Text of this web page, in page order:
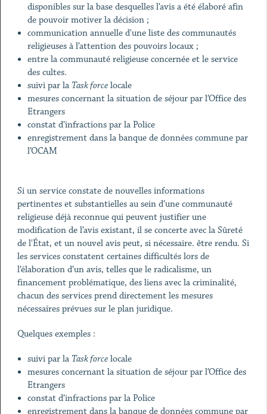
disponibles sur la base desquelles l’avis a été élaboré afin
de pouvoir motiver la décision ;
communication annuelle d'une liste des communautés
religieuses à l’attention des pouvoirs locaux ;
entre la communauté religieuse concernée et le service
des cultes.
suivi par la Task force locale
mesures concernant la situation de séjour par l’Office des
Etrangers
constat d’infractions par la Police
enregistrement dans la banque de données commune par
l’OCAM
Si un service constate de nouvelles informations
pertinentes et substantielles au sein d’une communauté
religieuse déjà reconnue qui peuvent justifier une
modification de l’avis existant, il se concerte avec la Sûreté
de l'État, et un nouvel avis peut, si nécessaire. être rendu. Si
les services constatent certaines difficultés lors de
l’élaboration d’un avis, telles que le radicalisme, un
financement problématique, des liens avec la criminalité,
chacun des services prend directement les mesures
nécessaires prévues sur le plan juridique.
Quelques exemples :
suivi par la Task force locale
mesures concernant la situation de séjour par l’Office des
Etrangers
constat d’infractions par la Police
enregistrement dans la banque de données commune par